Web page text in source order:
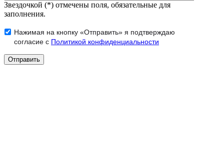
Звездочкой (*) отмечены поля, обязательные для
заполнения.
Нажимая на кнопку «Отправить» я подтверждаю
согласие с Политикой конфиденциальности